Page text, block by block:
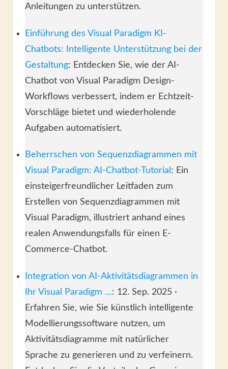
Anleitungen zu unterstützen.
Einführung des Visual Paradigm KI-
Chatbots: Intelligente Unterstützung bei der
Gestaltung: Entdecken Sie, wie der AI-
Chatbot von Visual Paradigm Design-
Workflows verbessert, indem er Echtzeit-
Vorschläge bietet und wiederholende
Aufgaben automatisiert.
Beherrschen von Sequenzdiagrammen mit
Visual Paradigm: AI-Chatbot-Tutorial : Ein
einsteigerfreundlicher Leitfaden zum
Erstellen von Sequenzdiagrammen mit
Visual Paradigm, illustriert anhand eines
realen Anwendungsfalls für einen E-
Commerce-Chatbot.
Integration von AI-Aktivitätsdiagrammen in
Ihr Visual Paradigm …: 12. Sep. 2025 ·
Erfahren Sie, wie Sie künstlich intelligente
Modellierungssoftware nutzen, um
Aktivitätsdiagramme mit natürlicher
Sprache zu generieren und zu verfeinern.